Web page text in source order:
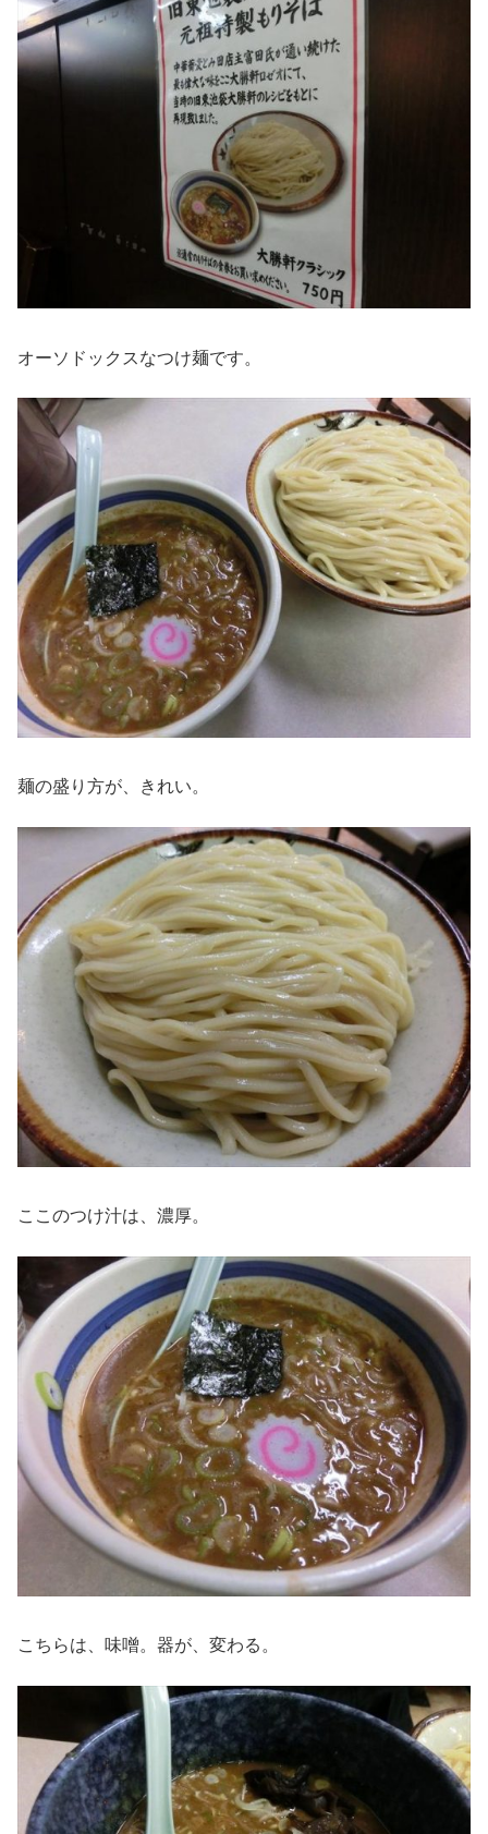
オーソドックスなつけ麺です。
麺の盛り方が、きれい。
ここのつけ汁は、濃厚。
こちらは、味噌。器が、変わる。